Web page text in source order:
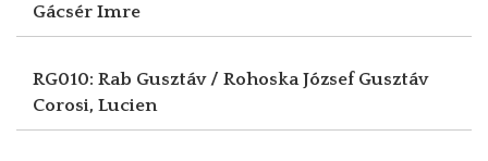
Gácsér Imre
RG010: Rab Gusztáv / Rohoska József Gusztáv
Corosi, Lucien